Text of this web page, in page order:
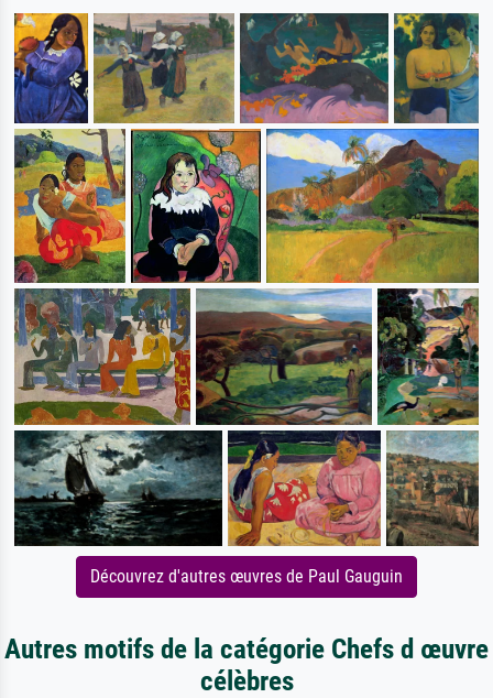
Découvrez d'autres œuvres de Paul Gauguin
Autres motifs de la catégorie Chefs d œuvre
célèbres